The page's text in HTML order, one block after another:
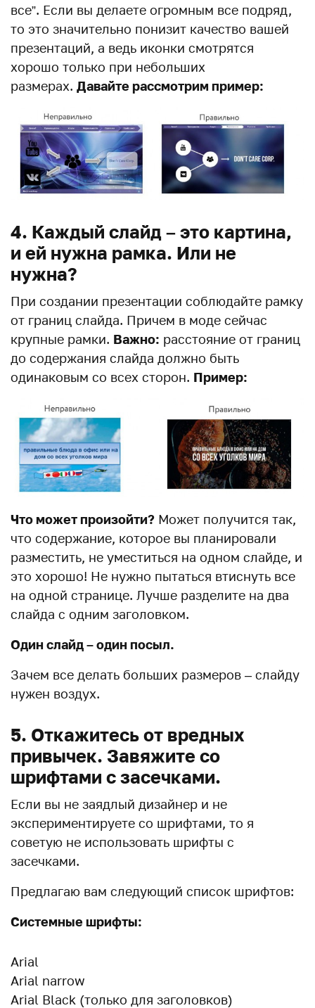
все”. Если вы делаете огромным все подряд,
то это значительно понизит качество вашей
презентаций, а ведь иконки смотрятся
хорошо только при небольших
размерах. Давайте рассмотрим пример:
4. Каждый слайд – это картина,
и ей нужна рамка. Или не
нужна?
При создании презентации соблюдайте рамку
от границ слайда. Причем в моде сейчас
крупные рамки. Важно: расстояние от границ
до содержания слайда должно быть
одинаковым со всех сторон. Пример:
Что может произойти? Может получится так,
что содержание, которое вы планировали
разместить, не уместиться на одном слайде, и
это хорошо! Не нужно пытаться втиснуть все
на одной странице. Лучше разделите на два
слайда с одним заголовком.
Один слайд – один посыл.
Зачем все делать больших размеров – слайду
нужен воздух.
5. Откажитесь от вредных
привычек. Завяжите со
шрифтами с засечками.
Если вы не заядлый дизайнер и не
экспериментируете со шрифтами, то я
советую не использовать шрифты с
засечками.
Предлагаю вам следующий список шрифтов:
Системные шрифты:
Arial
Arial narrow
Arial Black (только для заголовков)